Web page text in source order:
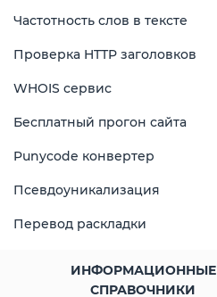
Частотность слов в тексте
Проверка HTTP заголовков
WHOIS сервис
Бесплатный прогон сайта
Punycode конвертер
Псевдоуникализация
Перевод раскладки
ИНФОРМАЦИОННЫЕ
СПРАВОЧНИКИ